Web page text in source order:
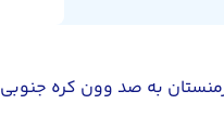
به صد وون کره جنوبی